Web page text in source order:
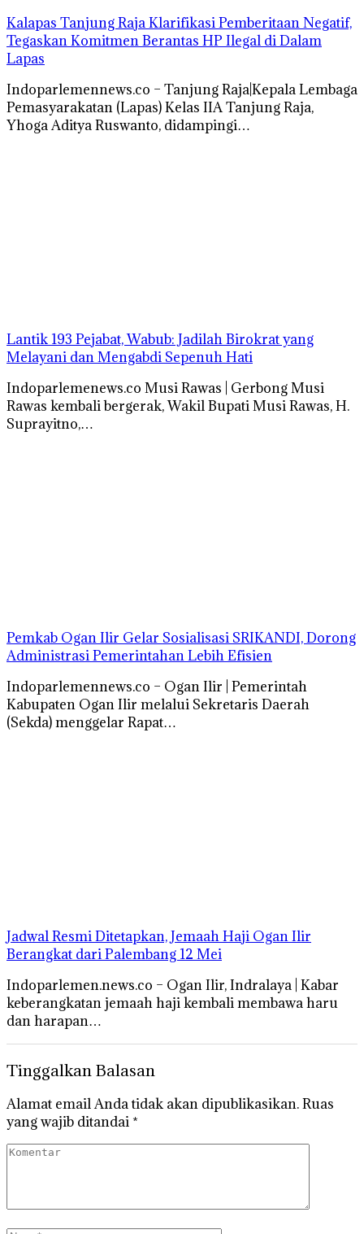
Kalapas Tanjung Raja Klarifikasi Pemberitaan Negatif,
Tegaskan Komitmen Berantas HP Ilegal di Dalam
Lapas
Indoparlemennews.co – Tanjung Raja|Kepala Lembaga
Pemasyarakatan (Lapas) Kelas IIA Tanjung Raja,
Yhoga Aditya Ruswanto, didampingi…
Lantik 193 Pejabat, Wabub: Jadilah Birokrat yang
Melayani dan Mengabdi Sepenuh Hati
Indoparlemenews.co Musi Rawas | Gerbong Musi
Rawas kembali bergerak, Wakil Bupati Musi Rawas, H.
Suprayitno,…
Pemkab Ogan Ilir Gelar Sosialisasi SRIKANDI, Dorong
Administrasi Pemerintahan Lebih Efisien
Indoparlemennews.co – Ogan Ilir | Pemerintah
Kabupaten Ogan Ilir melalui Sekretaris Daerah
(Sekda) menggelar Rapat…
Jadwal Resmi Ditetapkan, Jemaah Haji Ogan Ilir
Berangkat dari Palembang 12 Mei
Indoparlemen.news.co – Ogan Ilir, Indralaya | Kabar
keberangkatan jemaah haji kembali membawa haru
dan harapan…
Tinggalkan Balasan
Alamat email Anda tidak akan dipublikasikan.Ruas
yang wajib ditandai *